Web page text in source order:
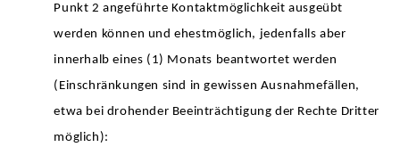
Punkt 2 angeführte Kontaktmöglichkeit ausgeübt
werden können und ehestmöglich, jedenfalls aber
innerhalb eines (1) Monats beantwortet werden
(Einschränkungen sind in gewissen Ausnahmefällen,
etwa bei drohender Beeinträchtigung der Rechte Dritter
möglich):